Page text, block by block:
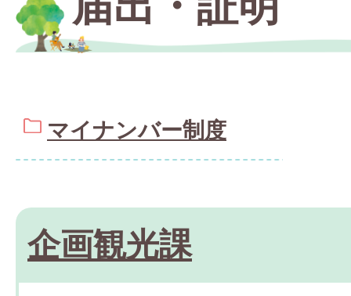
マイナンバー制度
企画観光課